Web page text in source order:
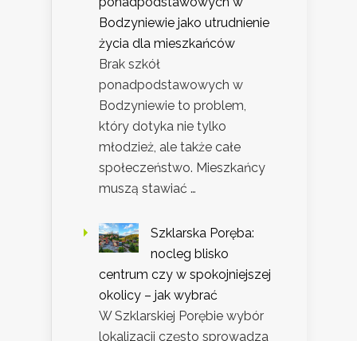
Bodzyniewie jako utrudnienie
życia dla mieszkańców
Brak szkół
ponadpodstawowych w
Bodzyniewie to problem,
który dotyka nie tylko
młodzież, ale także całe
społeczeństwo. Mieszkańcy
muszą stawiać …
Szklarska Poręba:
nocleg blisko
centrum czy w spokojniejszej
okolicy – jak wybrać
W Szklarskiej Porębie wybór
lokalizacji często sprowadza